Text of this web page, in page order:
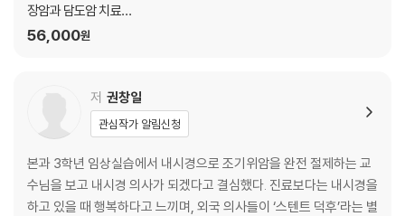
장암과 담도암 치료의
이해 (큰글자책)
56,000원
저 권창일
관심작가 알림신청
본과 3학년 임상실습에서 내시경으로 조기위암을 완전 절제하는 교
수님을 보고 내시경 의사가 되겠다고 결심했다. 진료보다는 내시경을
하고 있을 때 행복하다고 느끼며, 외국 의사들이 ‘스텐트 덕후’라는 별